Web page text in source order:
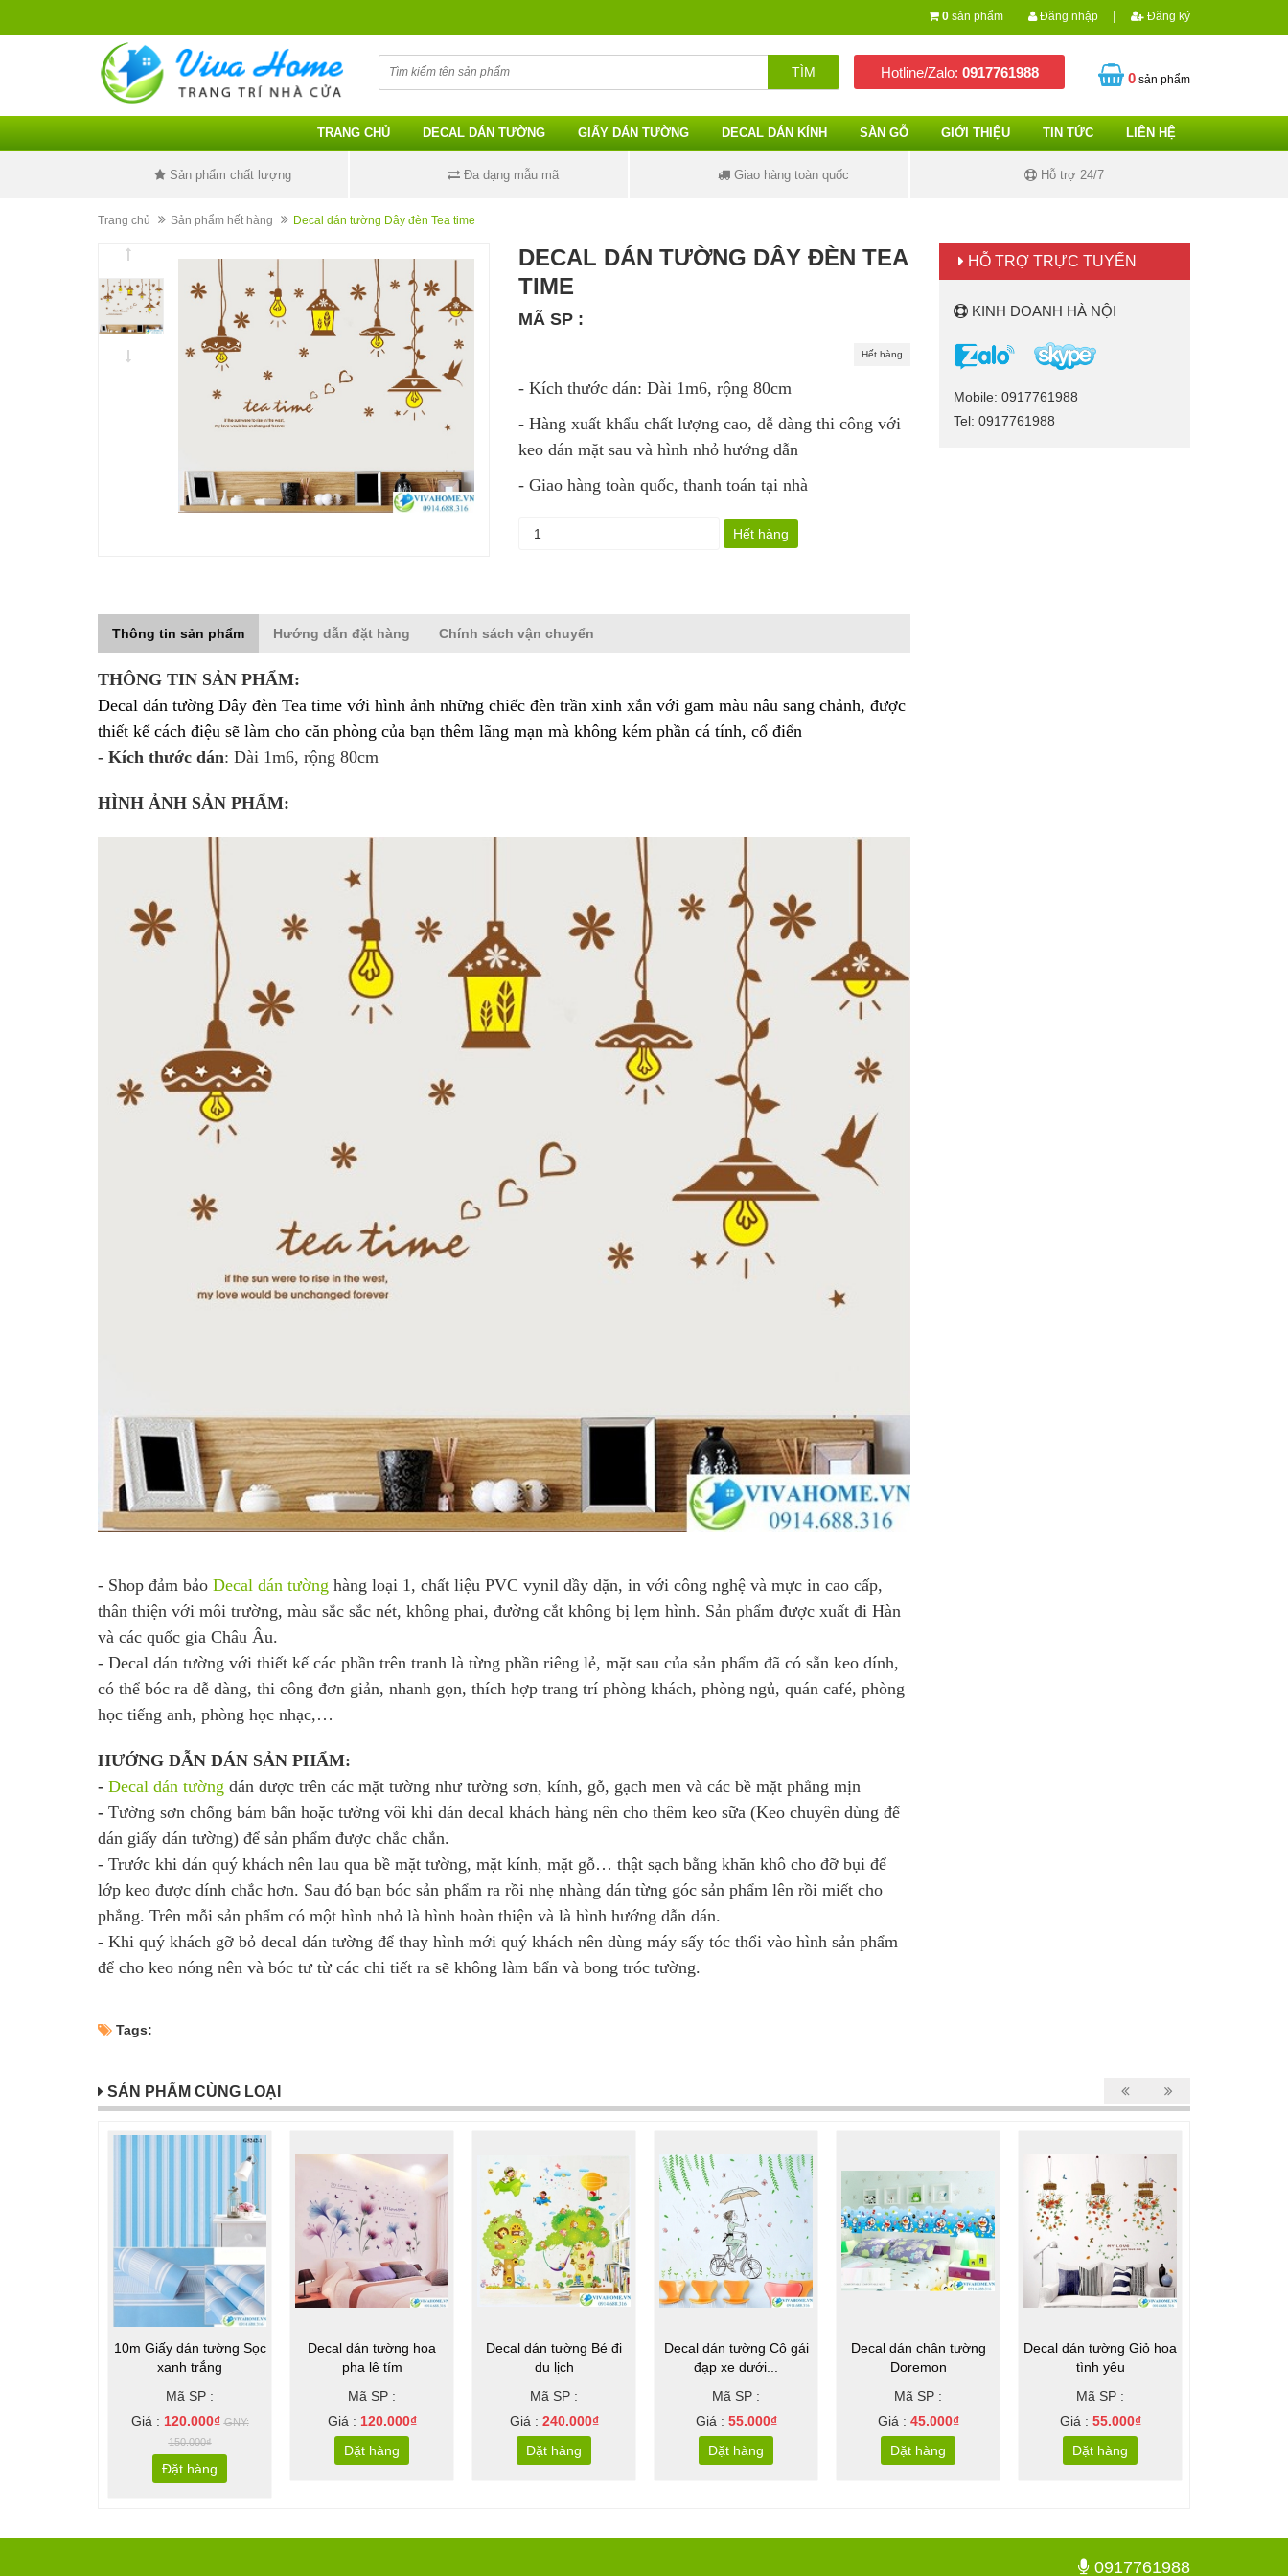
0 sản phẩm Đăng nhập | Đăng ký
TÌM Hotline/Zalo: 0917761988 0sản phẩm
TRANG CHỦ DECAL DÁN TƯỜNG GIẤY DÁN TƯỜNG DECAL DÁN KÍNH SÀN GỖ GIỚI THIỆU TIN TỨC LIÊN HỆ
Sản phẩm chất lượng Đa dạng mẫu mã Giao hàng toàn quốc Hỗ trợ 24/7
Trang chủ Sản phẩm hết hàng Decal dán tường Dây đèn Tea time
DECAL DÁN TƯỜNG DÂY ĐÈN TEA
TIME
MÃ SP :
Hết hàng
- Kích thước dán: Dài 1m6, rộng 80cm
- Hàng xuất khẩu chất lượng cao, dễ dàng thi công với
keo dán mặt sau và hình nhỏ hướng dẫn
- Giao hàng toàn quốc, thanh toán tại nhà
Hết hàng
Thông tin sản phẩm Hướng dẫn đặt hàng Chính sách vận chuyển
THÔNG TIN SẢN PHẨM:
Decal dán tường Dây đèn Tea time với hình ảnh những chiếc đèn trần xinh xắn với gam màu nâu sang chảnh, được
thiết kế cách điệu sẽ làm cho căn phòng của bạn thêm lãng mạn mà không kém phần cá tính, cổ điển
- Kích thước dán: Dài 1m6, rộng 80cm
HÌNH ẢNH SẢN PHẨM:
- Shop đảm bảo Decal dán tường hàng loại 1, chất liệu PVC vynil dầy dặn, in với công nghệ và mực in cao cấp,
thân thiện với môi trường, màu sắc sắc nét, không phai, đường cắt không bị lẹm hình. Sản phẩm được xuất đi Hàn
và các quốc gia Châu Âu.
- Decal dán tường với thiết kế các phần trên tranh là từng phần riêng lẻ, mặt sau của sản phẩm đã có sẵn keo dính,
có thể bóc ra dễ dàng, thi công đơn giản, nhanh gọn, thích hợp trang trí phòng khách, phòng ngủ, quán café, phòng
học tiếng anh, phòng học nhạc,…
HƯỚNG DẪN DÁN SẢN PHẨM:
- Decal dán tường dán được trên các mặt tường như tường sơn, kính, gỗ, gạch men và các bề mặt phẳng mịn
- Tường sơn chống bám bẩn hoặc tường vôi khi dán decal khách hàng nên cho thêm keo sữa (Keo chuyên dùng để
dán giấy dán tường) để sản phẩm được chắc chắn.
- Trước khi dán quý khách nên lau qua bề mặt tường, mặt kính, mặt gỗ… thật sạch bằng khăn khô cho đỡ bụi để
lớp keo được dính chắc hơn. Sau đó bạn bóc sản phẩm ra rồi nhẹ nhàng dán từng góc sản phẩm lên rồi miết cho
phẳng. Trên mỗi sản phẩm có một hình nhỏ là hình hoàn thiện và là hình hướng dẫn dán.
- Khi quý khách gỡ bỏ decal dán tường để thay hình mới quý khách nên dùng máy sấy tóc thổi vào hình sản phẩm
để cho keo nóng nên và bóc tư từ các chi tiết ra sẽ không làm bẩn và bong tróc tường.
Tags:
HỖ TRỢ TRỰC TUYẾN
KINH DOANH HÀ NỘI
Mobile: 0917761988
Tel: 0917761988
SẢN PHẨM CÙNG LOẠI
10m Giấy dán tường Sọc
xanh trắng
Mã SP :
Giá : 120.000₫GNY:
150.000₫
Đặt hàng
Decal dán tường hoa
pha lê tím
Mã SP :
Giá : 120.000₫
Đặt hàng
Decal dán tường Bé đi
du lịch
Mã SP :
Giá : 240.000₫
Đặt hàng
Decal dán tường Cô gái
đạp xe dưới...
Mã SP :
Giá : 55.000₫
Đặt hàng
Decal dán chân tường
Doremon
Mã SP :
Giá : 45.000₫
Đặt hàng
Decal dán tường Giỏ hoa
tình yêu
Mã SP :
Giá : 55.000₫
Đặt hàng
0917761988